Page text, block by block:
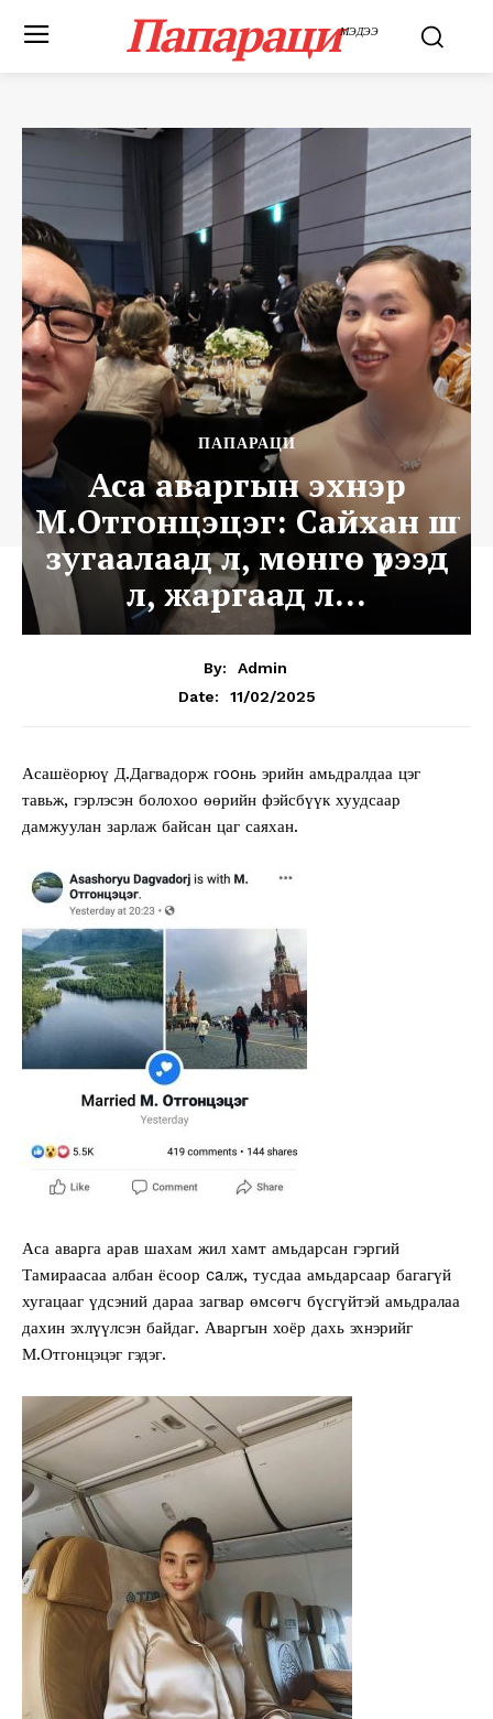
ПапарациМЭДЭЭ
ПАПАРАЦИ
Аса аваргын эхнэр
М.Отгонцэцэг: Сайхан шүү
зугаалаад л, мөнгө үрээд
л, жаргаад л…
By:
Admin
Date:
11/02/2025
Асашёорюү Д.Дагвадорж гooнь эрийн амьдралдаа цэг
тавьж, гэрлэсэн болохоо өөрийн фэйсбүүк хуудсаар
дамжуулан зарлаж байсан цаг саяхан.
Аса аварга арав шахам жил хамт амьдарсан гэргий
Тамираасаа албан ёсоор caлж, тусдаа амьдарсаар багагүй
хугацааг үдсэний дараа загвар өмсөгч бүсгүйтэй амьдралаа
дахин эхлүүлсэн байдаг. Аваргын хоёр дахь эхнэрийг
М.Отгонцэцэг гэдэг.